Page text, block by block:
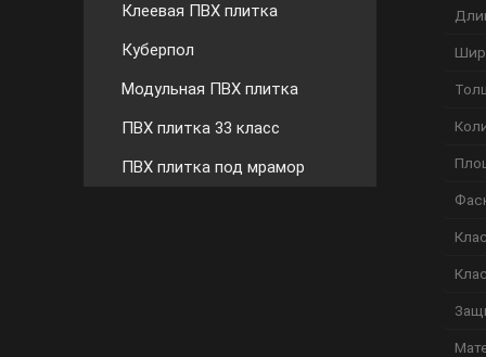
Клеевая ПВХ плитка
Куберпол
Модульная ПВХ плитка
ПВХ плитка 33 класс
ПВХ плитка под мрамор